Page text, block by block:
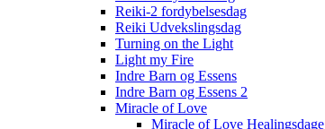
Reiki-2 fordybelsesdag
Reiki Udvekslingsdag
Turning on the Light
Light my Fire
Indre Barn og Essens
Indre Barn og Essens 2
Miracle of Love
Miracle of Love Healingsdage